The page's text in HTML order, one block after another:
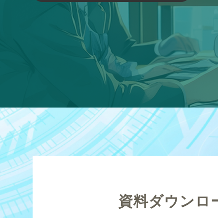
資料ダウンロ